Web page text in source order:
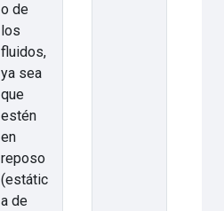
o de
los
fluidos,
ya sea
que
estén
en
reposo
(estátic
a de